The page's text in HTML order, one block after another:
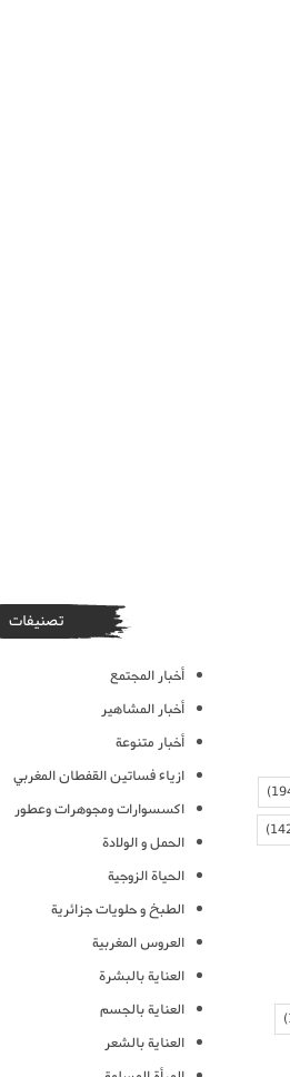
تصنيفات
أخبار المجتمع
أخبار المشاهير
أخبار متنوعة
ازياء فساتين القفطان المغربي
اكسسوارات ومجوهرات وعطور
الحمل و الولادة
الحياة الزوجية
الطبخ و حلويات جزائرية
العروس المغربية
العناية بالبشرة
العناية بالجسم
العناية بالشعر